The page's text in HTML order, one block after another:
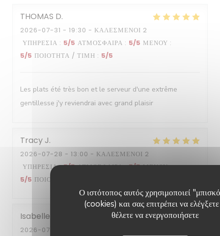
Ο ιστότοπος αυτός χρησιμοποιεί
(cookies) και σας επιτρέπει να ελέγξετε
θέλετε να ενεργοποιήσετε
THOMAS D
2026-07-31 - 19:30 - ΚΑΛΕΣΜΈΝΟΙ 2
ΥΠΗΡΕΣΊΑ : 5/5 ΑΤΜΌΣΦΑΙΡΑ : 5/5 ΜΕΝΟΎ :
5/5 ΠΟΙΌΤΗΤΑ / ΤΙΜΉ : 5/5
Les plats été très bon et le serveur d'une extrême
gentillesse j'y reviendrai avec grand plaisir
TracyJ
2026-07-28 - 13:00 - ΚΑΛΕΣΜΈΝΟΙ 2
ΥΠΗΡΕΣΊΑ: 5/5 ΑΤΜΌΣΦΑΙΡΑ: 5/5 ΜΕΝΟΎ:
5/5 ΠΟΙΌΤΗΤΑ / ΤΙΜΉ
Isabelle
2026-07-29